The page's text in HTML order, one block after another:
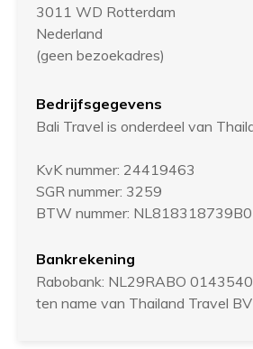
3011 WD Rotterdam
Nederland
(geen bezoekadres)
Bedrijfsgegevens
Bali Travel is onderdeel van
KvK nummer: 24419463
SGR nummer: 3259
BTW nummer:
Bankrekening
Rabobank: NL29RABO
ten name van Thailand Travel